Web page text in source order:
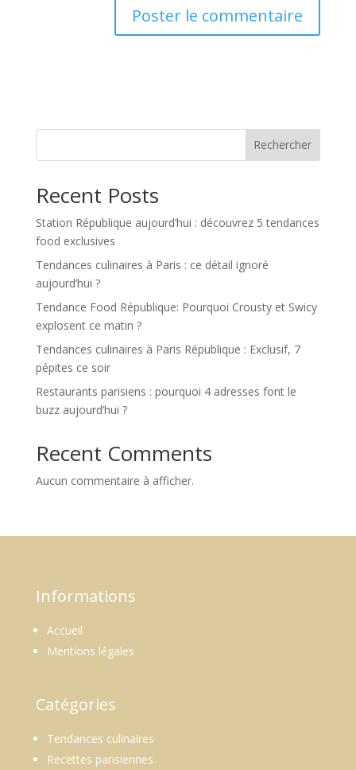
Rechercher
Recent Posts
Station République aujourd’hui : découvrez 5 tendances
food exclusives
Tendances culinaires à Paris : ce détail ignoré
aujourd’hui ?
Tendance Food République: Pourquoi Crousty et Swicy
explosent ce matin ?
Tendances culinaires à Paris République : Exclusif, 7
pépites ce soir
Restaurants parisiens : pourquoi 4 adresses font le
buzz aujourd’hui ?
Recent Comments
Aucun commentaire à afficher.
Informations
Accueil
Mentions légales
Catégories
Tendances culinaires
Recettes parisiennes